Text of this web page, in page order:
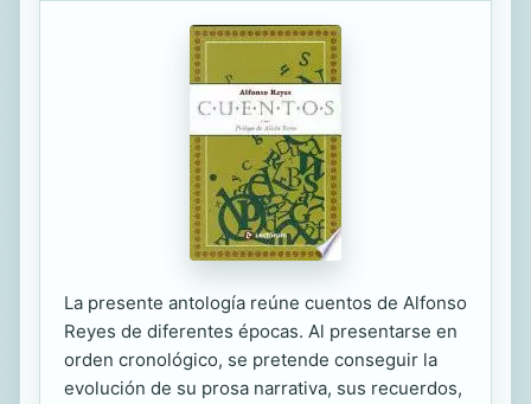
La presente antología reúne cuentos de Alfonso
Reyes de diferentes épocas. Al presentarse en
orden cronológico, se pretende conseguir la
evolución de su prosa narrativa, sus recuerdos,